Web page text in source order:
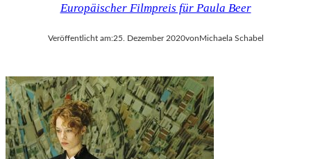
Europäischer Filmpreis für Paula Beer
Veröffentlicht am:25. Dezember 2020von Michaela Schabel